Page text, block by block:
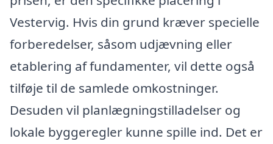
Vestervig. Hvis din grund kræver specielle
forberedelser, såsom udjævning eller
etablering af fundamenter, vil dette også
tilføje til de samlede omkostninger.
Desuden vil planlægningstilladelser og
lokale byggeregler kunne spille ind. Det er